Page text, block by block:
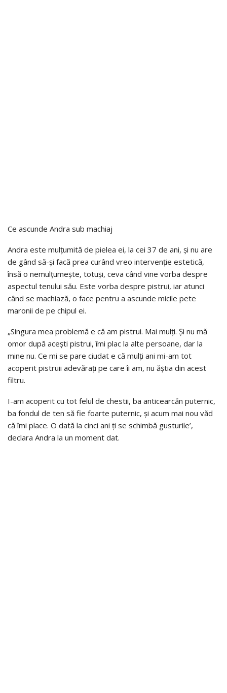
Ce ascunde Andra sub machiaj
Andra este mulțumită de pielea ei, la cei 37 de ani, și nu are
de gând să-și facă prea curând vreo intervenție estetică,
însă o nemulțumește, totuși, ceva când vine vorba despre
aspectul tenului său. Este vorba despre pistrui, iar atunci
când se machiază, o face pentru a ascunde micile pete
maronii de pe chipul ei.
„Singura mea problemă e că am pistrui. Mai mulți. Și nu mă
omor după acești pistrui, îmi plac la alte persoane, dar la
mine nu. Ce mi se pare ciudat e că mulți ani mi-am tot
acoperit pistruii adevărați pe care îi am, nu ăștia din acest
filtru.
I-am acoperit cu tot felul de chestii, ba anticearcăn puternic,
ba fondul de ten să fie foarte puternic, și acum mai nou văd
că îmi place. O dată la cinci ani ți se schimbă gusturile’,
declara Andra la un moment dat.